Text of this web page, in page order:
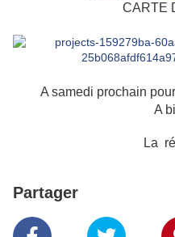
CARTE
A samedi prochain
A
La
Partager